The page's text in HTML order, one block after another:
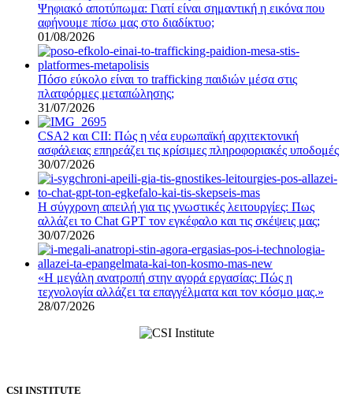
Ψηφιακό αποτύπωμα: Γιατί είναι σημαντική η εικόνα που
αφήνουμε πίσω μας στο διαδίκτυο;
01/08/2026
Πόσο εύκολο είναι το trafficking παιδιών μέσα στις
πλατφόρμες μεταπώλησης;
31/07/2026
CSA2 και CII: Πώς η νέα ευρωπαϊκή αρχιτεκτονική
ασφάλειας επηρεάζει τις κρίσιμες πληροφοριακές υποδομές
30/07/2026
Η σύγχρονη απειλή για τις γνωστικές λειτουργίες: Πως
αλλάζει το Chat GPT τον εγκέφαλο και τις σκέψεις μας;
30/07/2026
«Η μεγάλη ανατροπή στην αγορά εργασίας: Πώς η
τεχνολογία αλλάζει τα επαγγέλματα και τον κόσμο μας.»
28/07/2026
CSI INSTITUTE